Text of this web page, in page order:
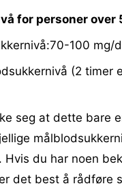
for personer over
100 mg/
(2 timer
seg at dette bare
du har noen
det best å rådføre